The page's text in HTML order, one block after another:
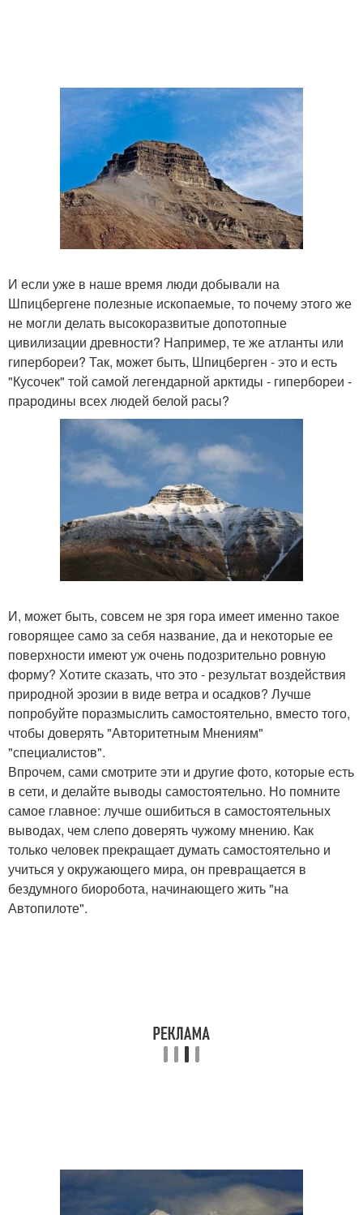
И если уже в наше время люди добывали на
Шпицбергене полезные ископаемые, то почему этого же
не могли делать высокоразвитые допотопные
цивилизации древности? Например, те же атланты или
гипербореи? Так, может быть, Шпицберген - это и есть
"Кусочек" той самой легендарной арктиды - гипербореи -
прародины всех людей белой расы?
И, может быть, совсем не зря гора имеет именно такое
говорящее само за себя название, да и некоторые ее
поверхности имеют уж очень подозрительно ровную
форму? Хотите сказать, что это - результат воздействия
природной эрозии в виде ветра и осадков? Лучше
попробуйте поразмыслить самостоятельно, вместо того,
чтобы доверять "Авторитетным Мнениям"
"специалистов".
Впрочем, сами смотрите эти и другие фото, которые есть
в сети, и делайте выводы самостоятельно. Но помните
самое главное: лучше ошибиться в самостоятельных
выводах, чем слепо доверять чужому мнению. Как
только человек прекращает думать самостоятельно и
учиться у окружающего мира, он превращается в
бездумного биоробота, начинающего жить "на
Автопилоте".